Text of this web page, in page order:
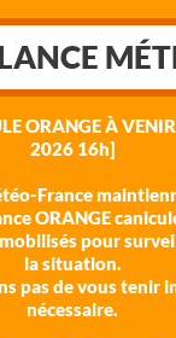
ORANGE À
2026 16h]
France
ORANGE
pour
la situation.
pas de vous tenir
nécessaire.